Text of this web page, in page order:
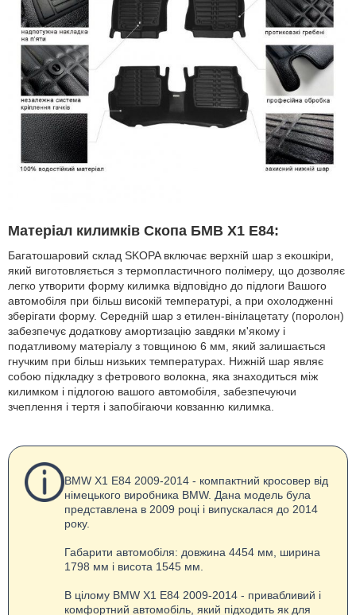
Матеріал килимків Скопа БМВ X1 Е84:
Багатошаровий склад SKOPA включає верхній шар з екошкіри,
який виготовляється з термопластичного полімеру, що дозволяє
легко утворити форму килимка відповідно до підлоги Вашого
автомобіля при більш високій температурі, а при охолодженні
зберігати форму. Середній шар з етилен-вінілацетату (поролон)
забезпечує додаткову амортизацію завдяки м'якому і
податливому матеріалу з товщиною 6 мм, який залишається
гнучким при більш низьких температурах. Нижній шар являє
собою підкладку з фетрового волокна, яка знаходиться між
килимком і підлогою вашого автомобіля, забезпечуючи
зчеплення і тертя і запобігаючи ковзанню килимка.
BMW X1 E84 2009-2014 - компактний кросовер від
німецького виробника BMW. Дана модель була
представлена в 2009 році і випускалася до 2014
року.
Габарити автомобіля: довжина 4454 мм, ширина
1798 мм і висота 1545 мм.
В цілому BMW X1 E84 2009-2014 - привабливий і
комфортний автомобіль, який підходить як для